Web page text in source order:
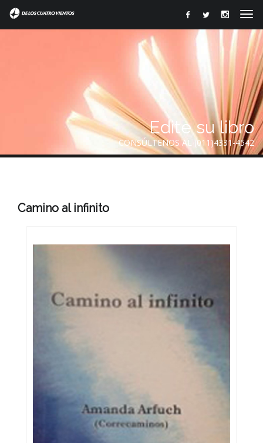
Edite su libro
CONSÚLTENOS AL (011)4331-4542
Camino al infinito